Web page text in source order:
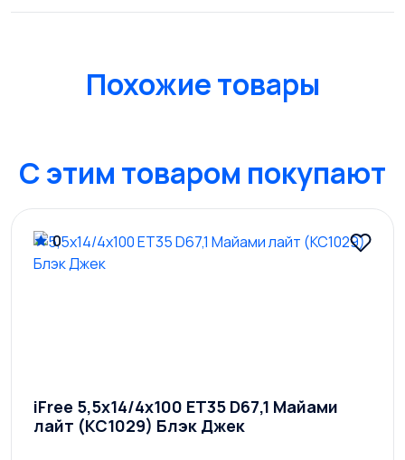
Похожие товары
C этим товаром покупают
0
iFree 5,5x14/4x100 ET35 D67,1 Майами
лайт (КС1029) Блэк Джек